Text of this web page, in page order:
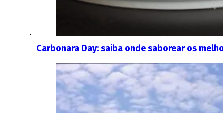
Carbonara Day: saiba onde saborear os